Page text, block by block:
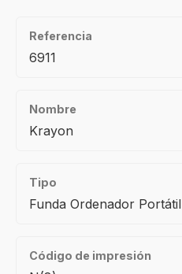
Referencia
6911
Nombre
Krayon
Tipo
Funda Ordenador Portátil
Código de impresión